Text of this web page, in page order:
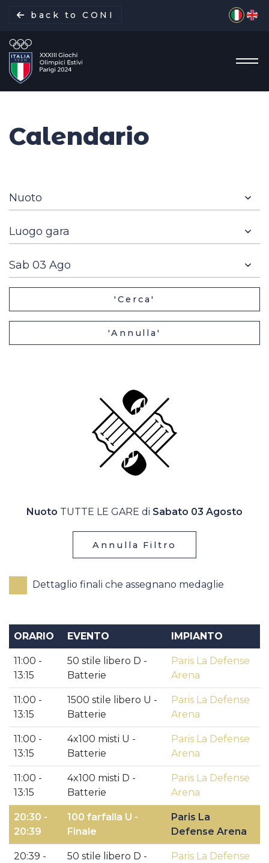
back to CONI
La missione
Discipline
Gare
Casa Italia
News
Media
Calendario
'Cerca'
'Annulla'
Nuoto TUTTE LE GARE di Sabato 03 Agosto
Annulla Filtro
Dettaglio finali che assegnano medaglie
ORARIO EVENTO IMPIANTO
11:00 -
13:15
50 stile libero D -
Batterie
Paris La Defense
Arena
11:00 -
13:15
1500 stile libero U -
Batterie
Paris La Defense
Arena
11:00 -
13:15
4x100 misti U -
Batterie
Paris La Defense
Arena
11:00 -
13:15
4x100 misti D -
Batterie
Paris La Defense
Arena
20:30 -
20:39
100 farfalla U -
Finale
Paris La
Defense Arena
20:39 -
50 stile libero D -
Paris La Defense